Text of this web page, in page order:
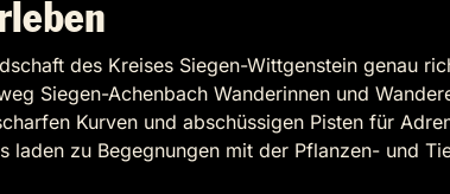
des Kreises Siegen-Wittgenstein genau
Siegen-Achenbach Wanderinnen und
Kurven und abschüssigen Pisten für
laden zu Begegnungen mit der Pflanzen- und